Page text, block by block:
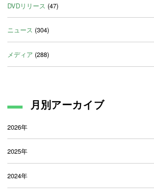
DVDリリース (47)
ニュース (304)
メディア (288)
月別アーカイブ
2026年
2025年
2024年